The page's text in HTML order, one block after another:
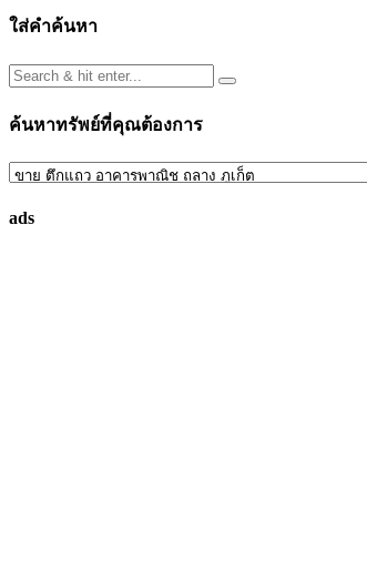
ใส่คำค้นหา
ค้นหาทรัพย์ที่คุณต้องการ
ค้นหา
ที่
ads